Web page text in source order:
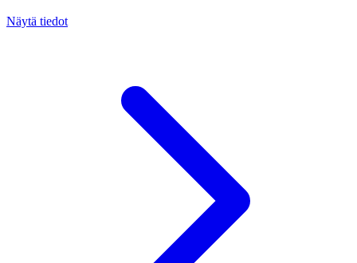
Näytä tiedot